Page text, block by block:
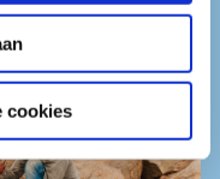
cookies